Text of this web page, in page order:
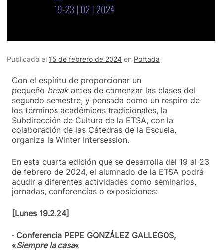
Publicado el 15 de febrero de 2024 en Portada
Con el espíritu de proporcionar un
pequeño breakantes de comenzar las clases del
segundo semestre, y pensada como un respiro de
los términos académicos tradicionales, la
Subdirección de Cultura de la ETSA, con la
colaboración de las Cátedras de la Escuela,
organiza la Winter Intersession.
En esta cuarta edición que se desarrolla del 19 al 23
de febrero de 2024, el alumnado de la ETSA podrá
acudir a diferentes actividades como seminarios,
jornadas, conferencias o exposiciones:
[Lunes 19.2.24]
· Conferencia PEPE GONZÁLEZ GALLEGOS,
«Siempre la casa«